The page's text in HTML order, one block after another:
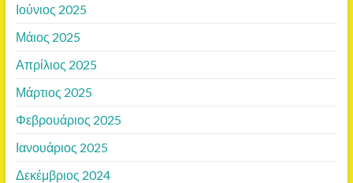
Ιούνιος 2025
Μάιος 2025
Απρίλιος 2025
Μάρτιος 2025
Φεβρουάριος 2025
Ιανουάριος 2025
Δεκέμβριος 2024